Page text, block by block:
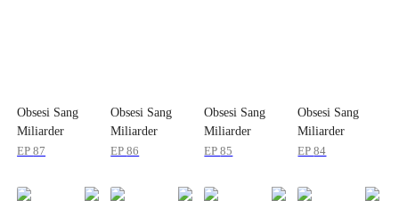
Obsesi Sang
Miliarder
EP87
Obsesi Sang
Miliarder
EP86
Obsesi Sang
Miliarder
EP85
Obsesi Sang
Miliarder
EP84